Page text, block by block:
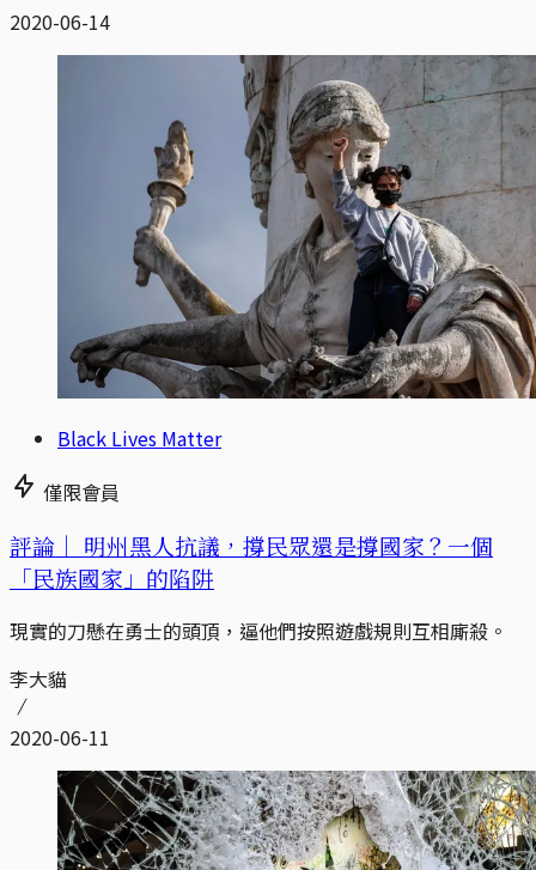
2020-06-14
Black Lives Matter
僅限會員
評論｜ 明州黑人抗議，撐民眾還是撐國家？一個
「民族國家」的陷阱
現實的刀懸在勇士的頭頂，逼他們按照遊戲規則互相廝殺。
李大貓
2020-06-11